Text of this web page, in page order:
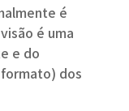
é
é uma
e do
dos